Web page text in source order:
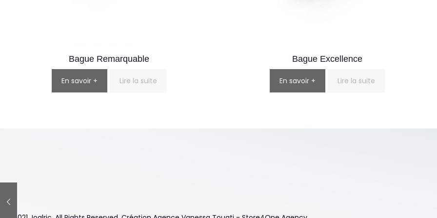
Bague Remarquable
En savoir + Lire la suite
Bague Excellence
En savoir + Lire la suite